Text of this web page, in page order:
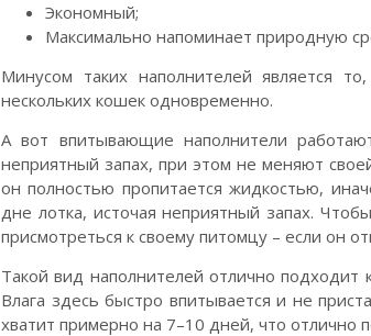
Экономный;
Максимально напоминает природную
Минусом таких наполнителей является
нескольких кошек одновременно.
А вот впитывающие наполнители
неприятный запах, при этом не меняют
он полностью пропитается жидкостью,
дне лотка, источая неприятный запах.
присмотреться к своему питомцу – если он
Такой вид наполнителей отлично подходит
Влага здесь быстро впитывается и не
хватит примерно на 7–10 дней, что отлично